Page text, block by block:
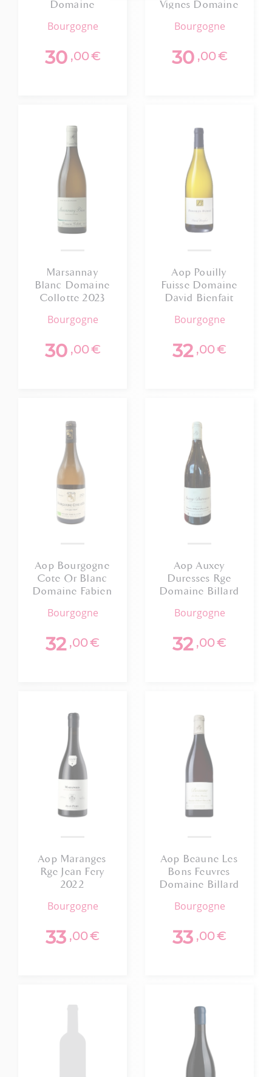
Domaine
bourgogne
30 ,00€
Vignes Domaine
bourgogne
30 ,00€
Marsannay
Blanc Domaine
Collotte 2023
bourgogne
30 ,00€
Aop Pouilly
Fuisse Domaine
David Bienfait
bourgogne
32 ,00€
Aop Bourgogne
Cote Or Blanc
Domaine Fabien
Bio
bourgogne
32 ,00€
Aop Auxey
Duresses Rge
Domaine Billard
bourgogne
32 ,00€
Aop Maranges
Rge Jean Fery
2022
bourgogne
33 ,00€
Aop Beaune Les
Bons Feuvres
Domaine Billard
bourgogne
33 ,00€